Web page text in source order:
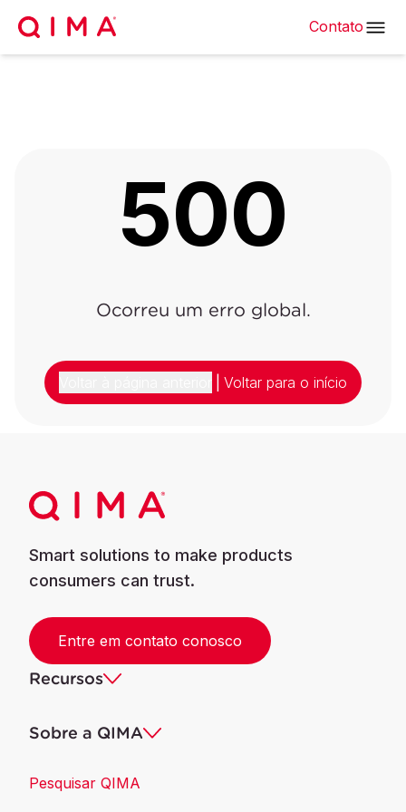
Contato
500
Ocorreu um erro global.
Voltar para o início
Smart solutions to make products
consumers can trust.
Entre em contato conosco
Recursos
Sobre a QIMA
Pesquisar QIMA